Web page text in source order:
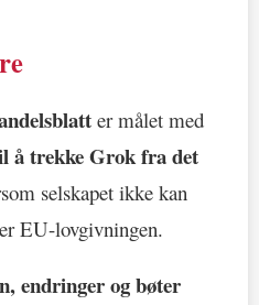
er målet med
å trekke Grok fra det
selskapet ikke kan
EU-lovgivningen.
endringer og bøter